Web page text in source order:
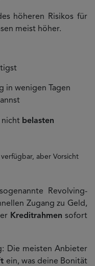
höheren Risikos für
meist höher.
in wenigen Tagen
nicht belasten
aber Vorsicht
Revolving-
Zugang zu Geld,
Kreditrahmen sofort
Die meisten Anbieter
ein, was deine Bonität